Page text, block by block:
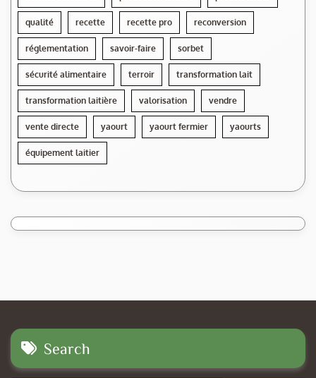
qualité recette recette pro reconversion
réglementation savoir-faire sorbet
sécurité alimentaire terroir transformation lait
transformation laitière valorisation vendre
vente directe yaourt yaourt fermier yaourts
équipement laitier
Search